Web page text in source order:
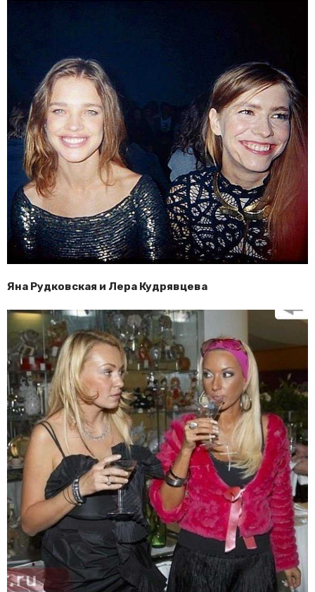
Яна Рудковская и Лера Кудрявцева